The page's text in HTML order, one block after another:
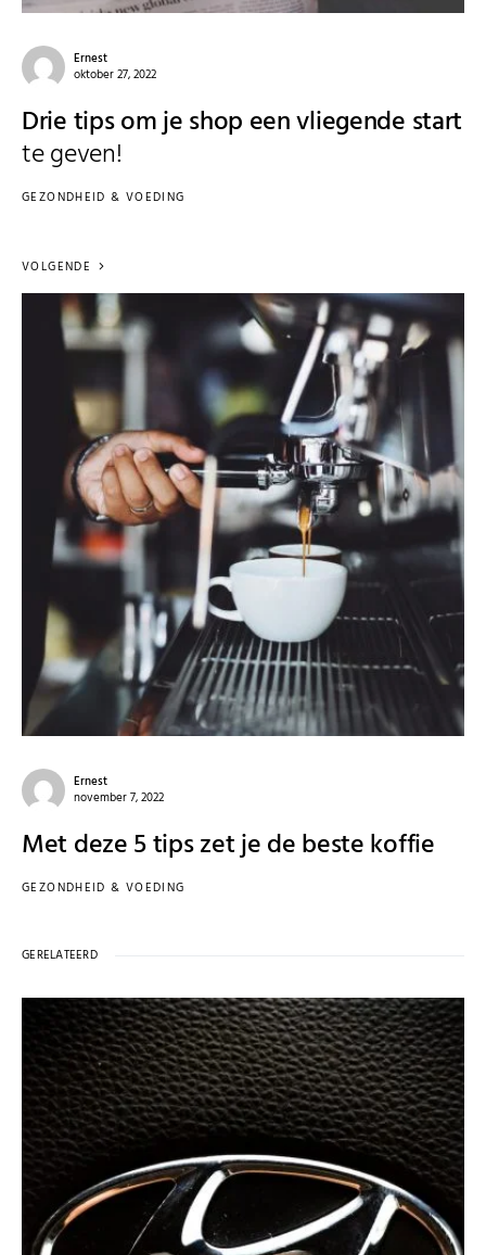
Ernest
oktober 27, 2022
Drie tips om je shop een vliegende start
te geven!
GEZONDHEID & VOEDING
VOLGENDE
Ernest
november 7, 2022
Met deze 5 tips zet je de beste koffie
GEZONDHEID & VOEDING
GERELATEERD